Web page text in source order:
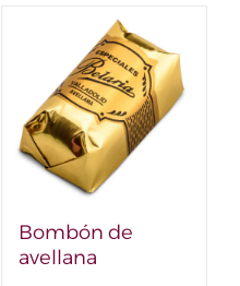
Bombón de
avellana